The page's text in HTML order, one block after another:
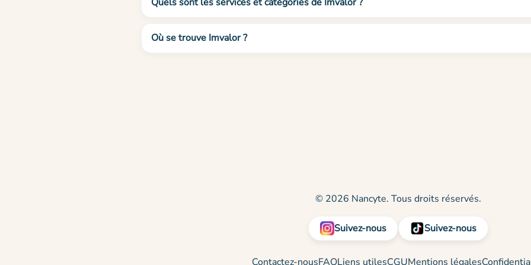
Où se trouve Imvalor ?
© 2026 Nancyte. Tous droits réservés.
Suivez-nous Suivez-nous
Contactez-nousFAQLiens utilesCGUMentions légales